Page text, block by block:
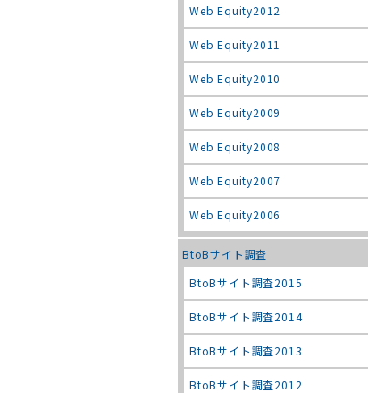
Web Equity2012
Web Equity2011
Web Equity2010
Web Equity2009
Web Equity2008
Web Equity2007
Web Equity2006
BtoBサイト調査
BtoBサイト調査2015
BtoBサイト調査2014
BtoBサイト調査2013
BtoBサイト調査2012